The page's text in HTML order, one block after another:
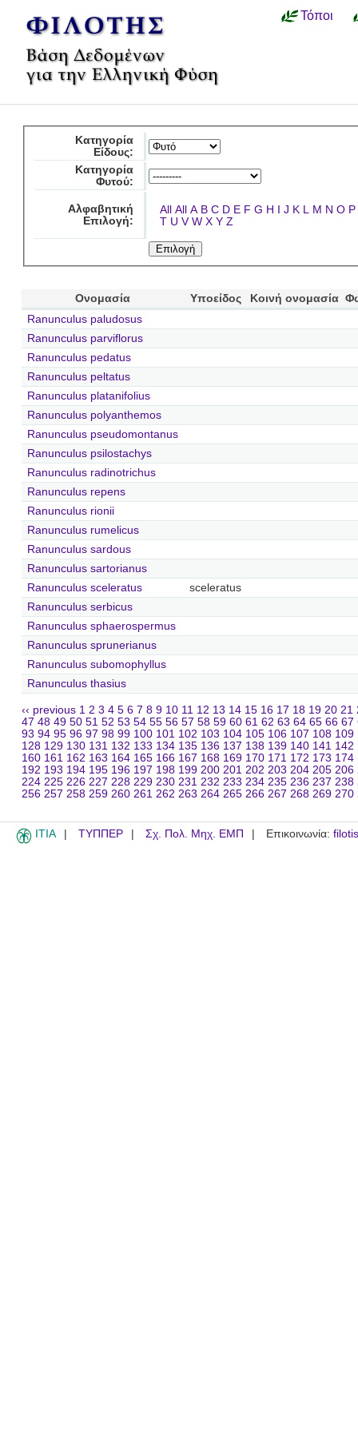
Τόποι
Κατηγορία
Είδους:
Κατηγορία
Φυτού:
Αλφαβητική
Επιλογή:
All All A B C D E F G H I J K L M N O P
T U V W X Y Z
Ονομασία Υποείδος Κοινή ονομασία
Ranunculus paludosus
Ranunculus parviflorus
Ranunculus pedatus
Ranunculus peltatus
Ranunculus platanifolius
Ranunculus polyanthemos
Ranunculus pseudomontanus
Ranunculus psilostachys
Ranunculus radinotrichus
Ranunculus repens
Ranunculus rionii
Ranunculus rumelicus
Ranunculus sardous
Ranunculus sartorianus
Ranunculus sceleratus
sceleratus
Ranunculus serbicus
Ranunculus sphaerospermus
Ranunculus sprunerianus
Ranunculus subomophyllus
Ranunculus thasius
‹‹ previous 1 2 3 4 5 6 7 8 9 10 11 12 13 14 15 16 17 18 19 20 21
47 48 49 50 51 52 53 54 55 56 57 58 59 60 61 62 63 64 65 66 67
93 94 95 96 97 98 99 100 101 102 103 104 105 106 107 108 109
128 129 130 131 132 133 134 135 136 137 138 139 140 141 142
160 161 162 163 164 165 166 167 168 169 170 171 172 173 174
192 193 194 195 196 197 198 199 200 201 202 203 204 205 206
224 225 226 227 228 229 230 231 232 233 234 235 236 237 238
256 257 258 259 260 261 262 263 264 265 266 267 268 269 270
ITIA ΤΥΠΠΕΡ Σχ. Πολ. Μηχ. ΕΜΠ Επικοινωνία: